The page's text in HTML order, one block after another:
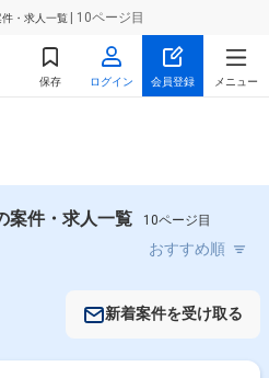
・求人一覧 | 10ページ目
保存 ログイン 会員登録 メニュー
案件・求人一覧
10ページ目
新着案件を受け取る